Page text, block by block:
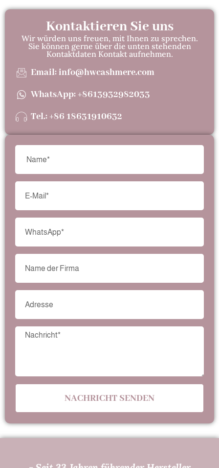
Kontaktieren Sie uns
Wir würden uns freuen, mit Ihnen zu sprechen.
Sie können gerne über die unten stehenden
Kontaktdaten Kontakt aufnehmen.
Email: info@hwcashmere.com
WhatsApp: +8613932982033
Tel.: +86 18631910632
NACHRICHT SENDEN